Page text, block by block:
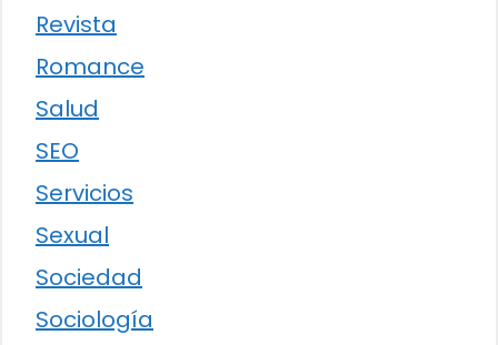
Revista
Romance
Salud
SEO
Servicios
Sexual
Sociedad
Sociología